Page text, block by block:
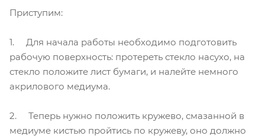
Приступим:
1. Для начала работы необходимо подготовить
рабочую поверхность: протереть стекло насухо, на
стекло положите лист бумаги, и налейте немного
акрилового медиума.
2. Теперь нужно положить кружево, смазанной в
медиуме кистью пройтись по кружеву, оно должно